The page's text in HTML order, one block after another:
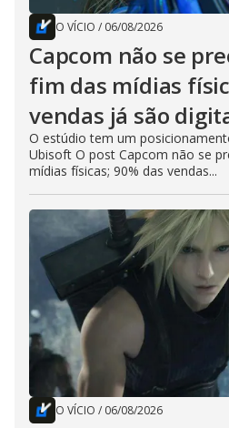
O VÍCIO / 06/08/2026
Capcom não se
fim das mídias
vendas já são
O estúdio tem um
Ubisoft O post Capcom não se
mídias físicas; 90% das vendas...
O VÍCIO / 06/08/2026